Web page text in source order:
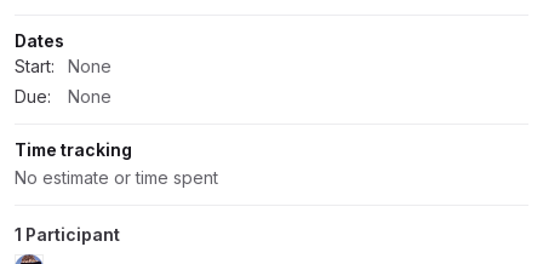
Dates
Start:
None
Due:
None
Time tracking
No estimate or time spent
1 Participant